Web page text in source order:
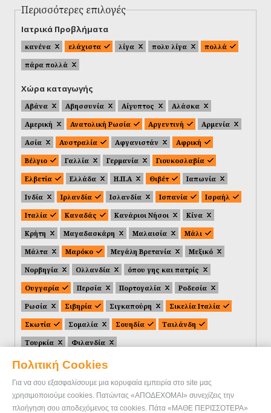
Πολιτική Cookies
Για να σου εξασφαλίσουμε μια κορυφαία εμπειρία στο site μας
χρησιμοποιούμε cookies. Πατώντας «ΑΠΟΔΕΧΟΜΑΙ» συνεχίζεις την
πλοήγηση σου αποδεχόμενος τα cookies. Πάτα «ΜΑΘΕ ΠΕΡΙΣΣΟΤΕΡΑ»
Περισσότερες επιλογές
Ιατρικά Προβλήματα
κανένα ελάχιστα λίγα πολυ λίγα
πολλά
πάρα πολλά
Χώρα καταγωγής
Αβάνα Αβησσυνία Αίγυπτος
Αλάσκα
Αμερική
Ανατολική Ρωσία Αργεντινή
Αρμενία
Ασία
Αυστραλία Αφγανιστάν
Αφρική
Βέλγιο
Γαλλία Γερμανία
Γιουκοσλαβία
Ελβετία
Ελλάδα Η.Π.Α Θιβέτ
Ιαπωνία
Ινδία
Ιρλανδία Ισλανδία Ισπανία
Ισραήλ
Ιταλία
Καναδάς Κανάριοι Νήσοι
Κίνα
Κρήτη
Μαγαδασκάρη Μαλαισία
Μάλι
Μάλτα
Μαρόκο Μεγάλη Βρετανία
Μεξικό
Νορβηγία
Ολλανδία
όπου γης και πατρίς
Ουγγαρία
Περσία Πορτογαλία
Ροδεσία
Ρωσία
Σιβηρία Σιγκαπούρη
Σικελία Ιταλία
Σκωτία
Σομαλία Σουηδία
Ταιλάνδη
Τουρκία
Φιλανδία